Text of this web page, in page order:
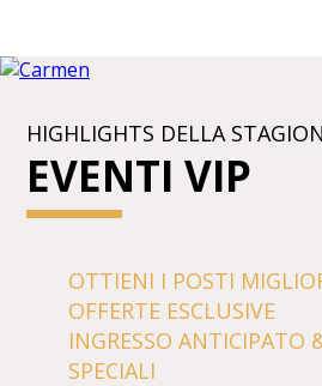
HIGHLIGHTS DELLA
EVENTI VIP
OTTIENI I POSTI
OFFERTE ESCLUSIVE
INGRESSO ANTICIPATO
SPECIALI